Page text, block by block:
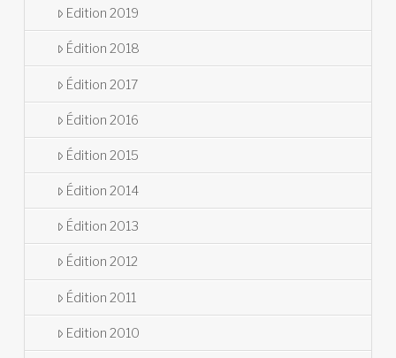
Edition 2019
Édition 2018
Édition 2017
Édition 2016
Édition 2015
Édition 2014
Édition 2013
Édition 2012
Édition 2011
Edition 2010